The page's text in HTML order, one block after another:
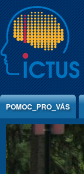
Jump to Content
POMOC_PRO_VÁS